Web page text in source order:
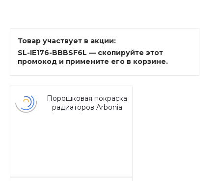
Товар участвует в акции:
SL-IE176-BBBSF6L — скопируйте этот
промокод и примените его в корзине.
Порошковая покраска
радиаторов Arbonia